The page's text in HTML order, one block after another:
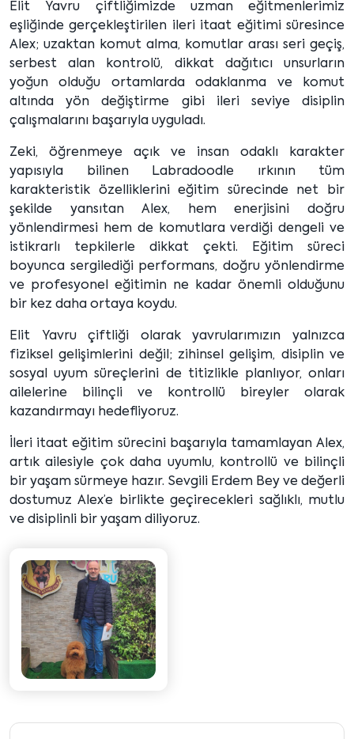
Elit Yavru çiftliğimizde uzman eğitmenlerimiz
eşliğinde gerçekleştirilen ileri itaat eğitimi süresince
Alex; uzaktan komut alma, komutlar arası seri geçiş,
serbest alan kontrolü, dikkat dağıtıcı unsurların
yoğun olduğu ortamlarda odaklanma ve komut
altında yön değiştirme gibi ileri seviye disiplin
çalışmalarını başarıyla uyguladı.
Zeki, öğrenmeye açık ve insan odaklı karakter
yapısıyla bilinen Labradoodle ırkının tüm
karakteristik özelliklerini eğitim sürecinde net bir
şekilde yansıtan Alex, hem enerjisini doğru
yönlendirmesi hem de komutlara verdiği dengeli ve
istikrarlı tepkilerle dikkat çekti. Eğitim süreci
boyunca sergilediği performans, doğru yönlendirme
ve profesyonel eğitimin ne kadar önemli olduğunu
bir kez daha ortaya koydu.
Elit Yavru çiftliği olarak yavrularımızın yalnızca
fiziksel gelişimlerini değil; zihinsel gelişim, disiplin ve
sosyal uyum süreçlerini de titizlikle planlıyor, onları
ailelerine bilinçli ve kontrollü bireyler olarak
kazandırmayı hedefliyoruz.
İleri itaat eğitim sürecini başarıyla tamamlayan Alex,
artık ailesiyle çok daha uyumlu, kontrollü ve bilinçli
bir yaşam sürmeye hazır. Sevgili Erdem Bey ve değerli
dostumuz Alex’e birlikte geçirecekleri sağlıklı, mutlu
ve disiplinli bir yaşam diliyoruz.